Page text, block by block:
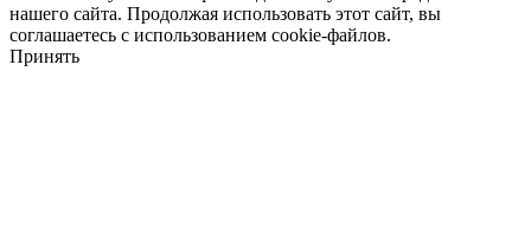
нашего сайта. Продолжая использовать этот сайт, вы
соглашаетесь с использованием cookie-файлов.
Принять